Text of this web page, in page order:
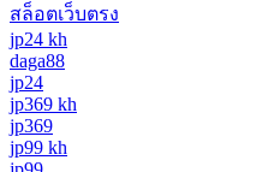
สล็อตเว็บตรง
jp24 kh
daga88
jp24
jp369 kh
jp369
jp99 kh